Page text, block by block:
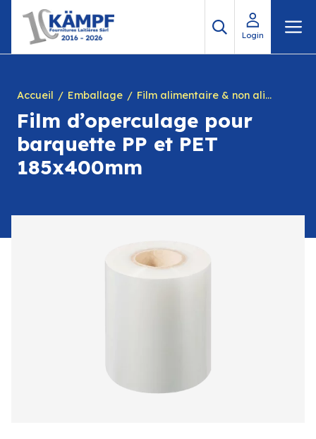
contenu
Login
Accueil Emballage Film alimentaire & non alimentaire
Film d’operculage pour
barquette PP et PET
185x400mm